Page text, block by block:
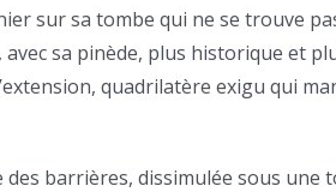
sur sa tombe qui ne se trouve
sa pinède, plus historique et
quadrilatère exigu qui
des barrières, dissimulée sous une